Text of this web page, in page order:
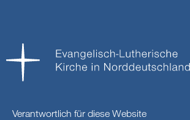
Verantwortlich für diese Website